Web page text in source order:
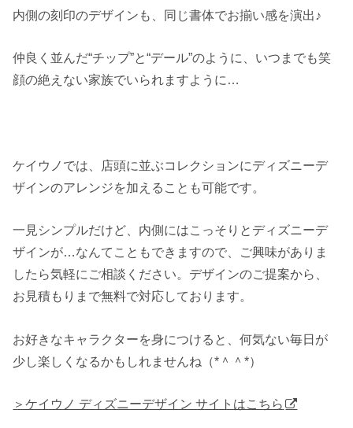
内側の刻印のデザインも、同じ書体でお揃い感を演出♪
仲良く並んだ“チップ”と“デール”のように、いつまでも笑
顔の絶えない家族でいられますように…
ケイウノでは、店頭に並ぶコレクションにディズニーデ
ザインのアレンジを加えることも可能です。
一見シンプルだけど、内側にはこっそりとディズニーデ
ザインが…なんてこともできますので、ご興味がありま
したら気軽にご相談ください。デザインのご提案から、
お見積もりまで無料で対応しております。
お好きなキャラクターを身につけると、何気ない毎日が
少し楽しくなるかもしれませんね（*＾＾*）
＞ケイウノ ディズニーデザイン サイトはこちら